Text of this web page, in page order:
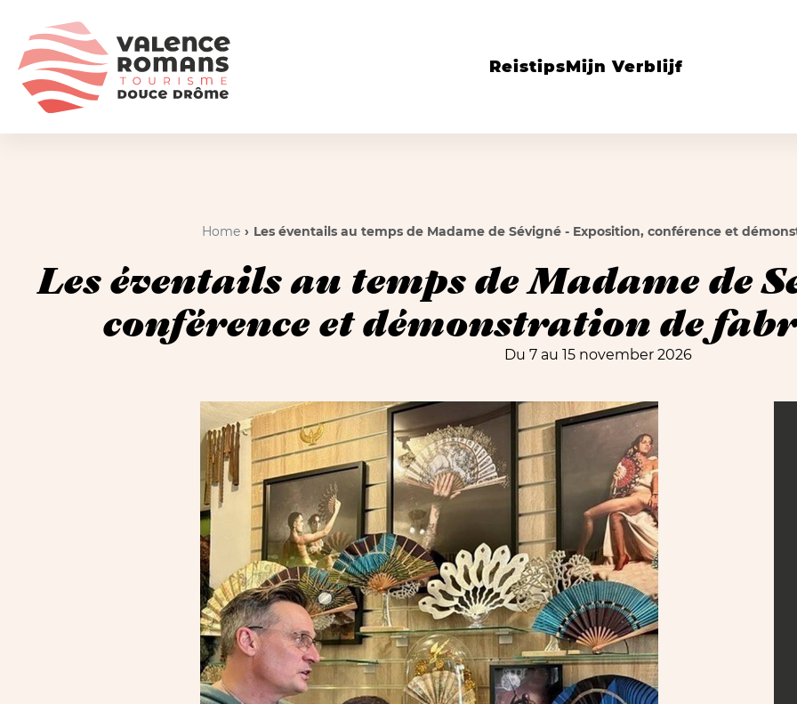
ReistipsMijn Verblijf
Home Les éventails au temps de Madame de Sévigné - Exposition, conférence et
Les éventails au temps de Madame de
conférence et démonstration de
Du 7 au 15 november 2026